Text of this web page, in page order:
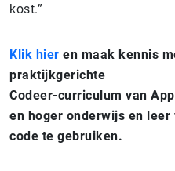
kost.”
Klik hier en maak kennis
praktijkgerichte
Codeer-curriculum van
en hoger onderwijs en
code te gebruiken.